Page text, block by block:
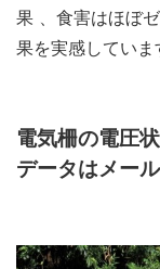
果 、食害はほぼ
果を実感していま
電気柵の電圧
データはメー